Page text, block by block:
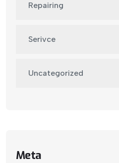
Repairing
Serivce
Uncategorized
Meta